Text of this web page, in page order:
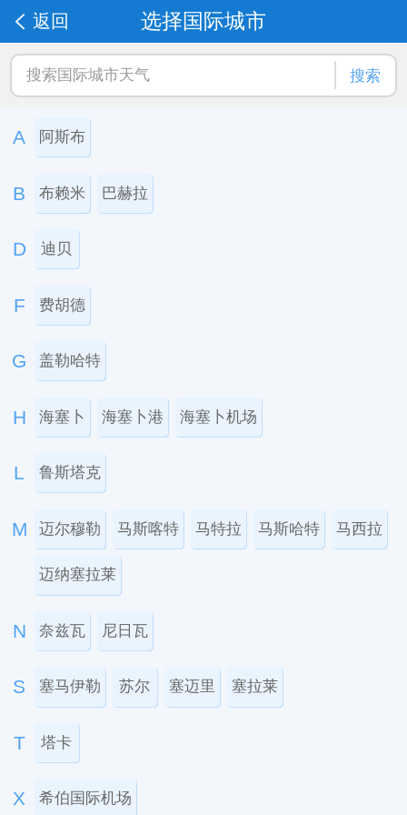
选择国际城市
返回
搜索
A 阿斯布
B 布赖米 巴赫拉
D 迪贝
F 费胡德
G 盖勒哈特
H 海塞卜 海塞卜港 海塞卜机场
L 鲁斯塔克
M 迈尔穆勒 马斯喀特 马特拉 马斯哈特 马西拉
迈纳塞拉莱
N 奈兹瓦 尼日瓦
S 塞马伊勒 苏尔 塞迈里 塞拉莱
T 塔卡
X 希伯国际机场